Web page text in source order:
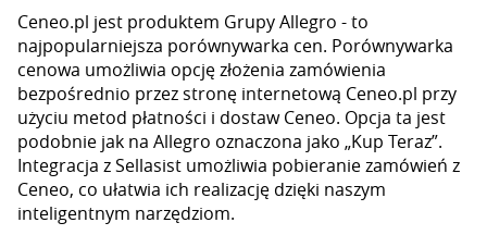
Ceneo.pl jest produktem Grupy Allegro - to
najpopularniejsza porównywarka cen. Porównywarka
cenowa umożliwia opcję złożenia zamówienia
bezpośrednio przez stronę internetową Ceneo.pl przy
użyciu metod płatności i dostaw Ceneo. Opcja ta jest
podobnie jak na Allegro oznaczona jako „Kup Teraz”.
Integracja z Sellasist umożliwia pobieranie zamówień z
Ceneo, co ułatwia ich realizację dzięki naszym
inteligentnym narzędziom.